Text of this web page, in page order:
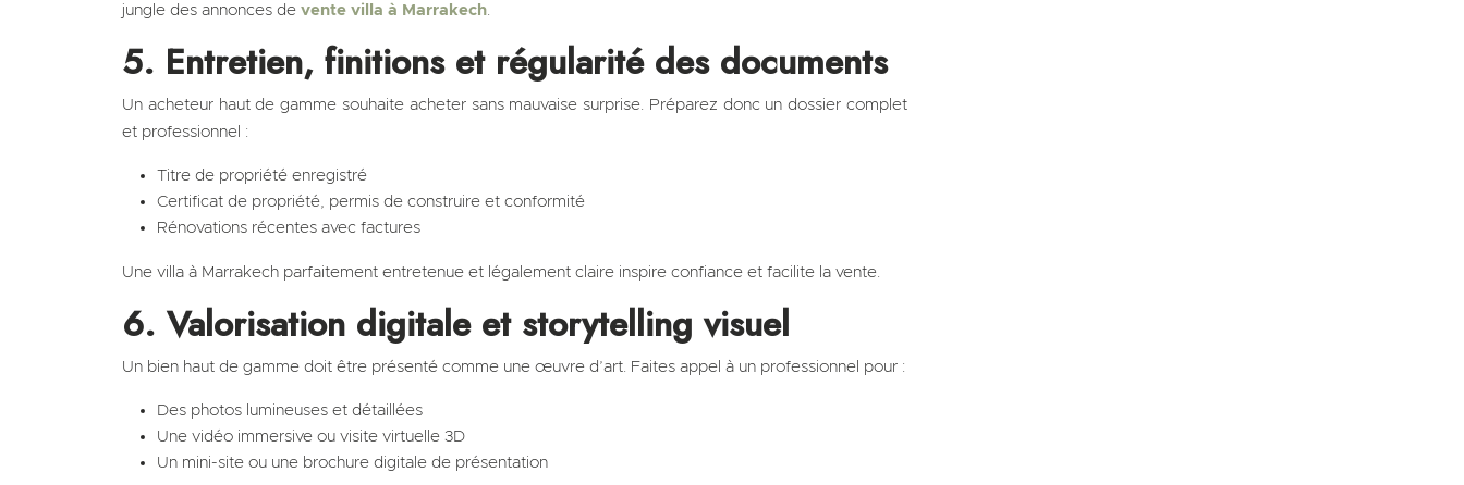
jungle des annonces de vente villa à Marrakech
5. Entretien, finitions et régularité des documents
Un acheteur haut de gamme souhaite acheter sans mauvaise surprise. Préparez donc un dossier complet
et professionnel :
Titre de propriété enregistré
Certificat de propriété, permis de construire et conformité
Rénovations récentes avec factures
Une villa à Marrakech parfaitement entretenue et légalement claire inspire confiance et facilite la vente.
6. Valorisation digitale et storytelling visuel
Un bien haut de gamme doit être présenté comme une œuvre d’art. Faites appel à un professionnel pour :
Des photos lumineuses et détaillées
Une vidéo immersive ou visite virtuelle 3D
Un mini-site ou une brochure digitale de présentation